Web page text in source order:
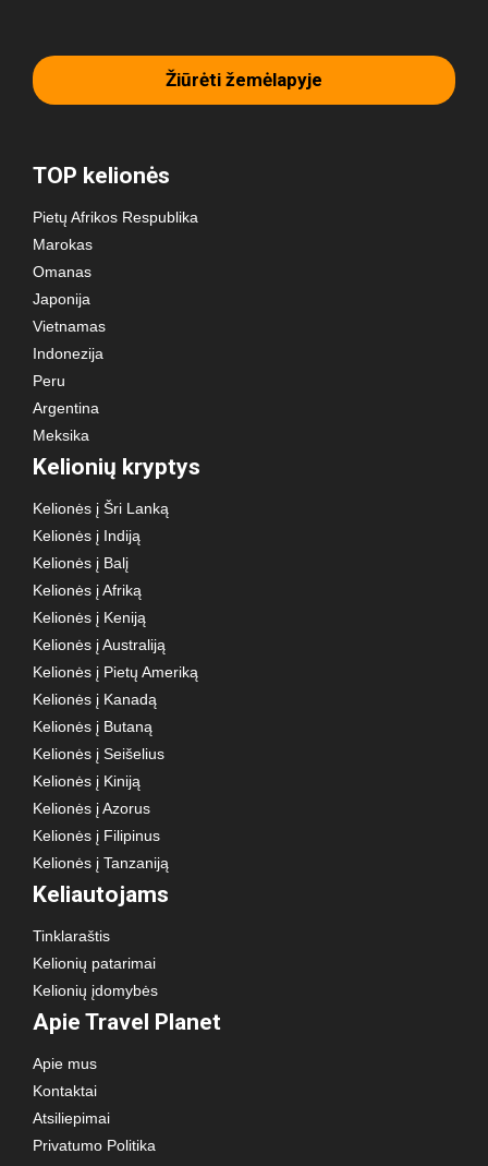
Žiūrėti žemėlapyje
TOP kelionės
Pietų Afrikos Respublika
Marokas
Omanas
Japonija
Vietnamas
Indonezija
Peru
Argentina
Meksika
Kelionių kryptys
Kelionės į Šri Lanką
Kelionės į Indiją
Kelionės į Balį
Kelionės į Afriką
Kelionės į Keniją
Kelionės į Australiją
Kelionės į Pietų Ameriką
Kelionės į Kanadą
Kelionės į Butaną
Kelionės į Seišelius
Kelionės į Kiniją
Kelionės į Azorus
Kelionės į Filipinus
Kelionės į Tanzaniją
Keliautojams
Tinklaraštis
Kelionių patarimai
Kelionių įdomybės
Apie Travel Planet
Apie mus
Kontaktai
Atsiliepimai
Privatumo Politika